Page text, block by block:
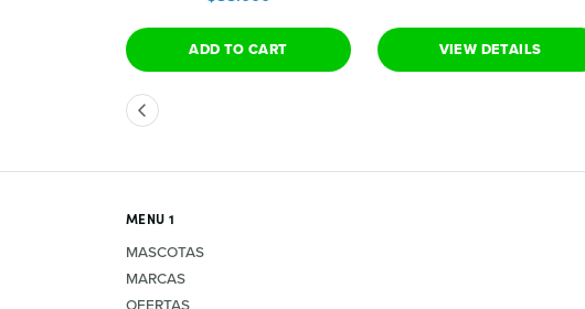
ADD TO CART VIEW DETAILS
MENU 1
MASCOTAS
MARCAS
OFERTAS